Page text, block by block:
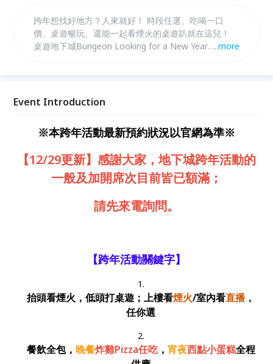
跨年想找好地方？人來就好！ 時段任選、吃喝一口
價、桌遊暢玩、還能一起看煙火的桌遊趴就在這兒！
桌遊地下城Bungeon Looking for a New Year
推薦 #場地 #NewYearParty #2025 #2026
...more
Event Introduction
※本跨年活動最新預約狀況以官網為準※
【12/29更新】感謝大家，地下城跨年活動的
一般及加開席次目前皆已額滿；
請先來電詢問。
【跨年活動關鍵字】
抬頭看煙火，低頭打桌遊 ；上樓看煙火/室內看直播，
任你選
餐飲全包， 晚餐炸雞Pizza任吃， 宵夜西點小蛋糕全程